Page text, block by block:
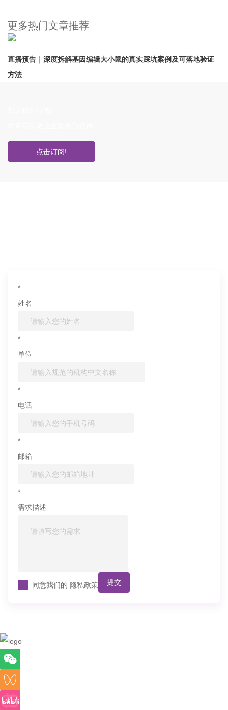
更多热门文章推荐
直播预告｜深度拆解基因编辑大小鼠的真实踩坑案例及可落地验证
方法
点击订阅!
*
姓名
*
单位
*
电话
*
邮箱
*
需求描述
同意我们的 隐私政策 提交